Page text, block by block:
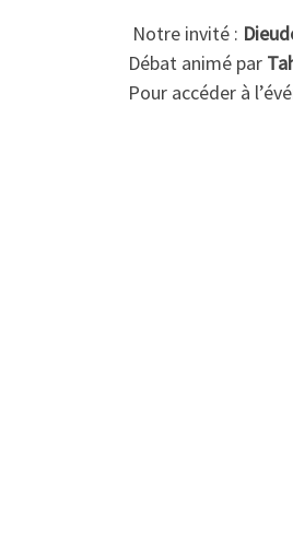
Notre invité :
Débat animé par
Pour accéder à